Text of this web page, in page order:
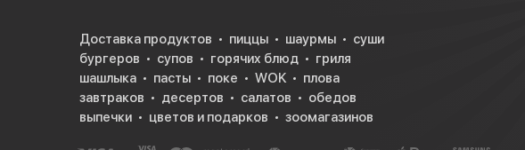
Доставка продуктов пиццы шаурмы
суши
бургеров
супов горячих блюд
гриля
шашлыка
пасты поке WOK
плова
завтраков
десертов салатов
обедов
выпечки
цветов и подарков зоомагазинов